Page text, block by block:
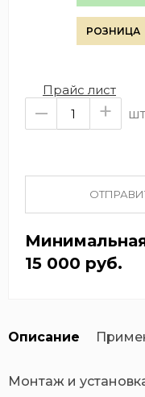
РОЗНИЦА
Прайс лист
– + шт
15 000 руб.
Описание
Монтаж и